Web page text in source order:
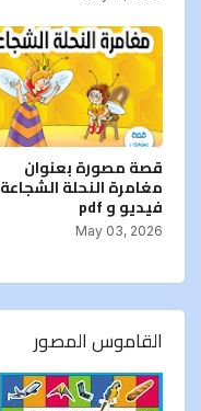
قصة مصورة بعنوان
مغامرة النحلة الشجاعة
فيديو و pdf
May 03, 2026
القاموس المصور